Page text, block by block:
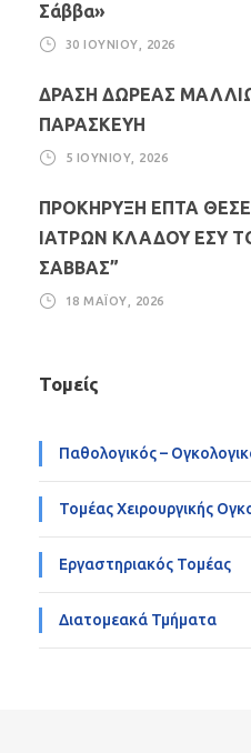
Σάββα»
30 ΙΟΥΝΊΟΥ, 2026
ΔΡΑΣΗ ΔΩΡΕΑΣ
ΠΑΡΑΣΚΕΥΗ
5 ΙΟΥΝΊΟΥ, 2026
ΠΡΟΚΗΡΥΞΗ ΕΠΤΑ
ΙΑΤΡΩΝ ΚΛΑΔΟΥ ΕΣΥ
ΣΑΒΒΑΣ”
18 ΜΑΪ́ΟΥ, 2026
Τομείς
Παθολογικός –
Τομέας Χειρουργικής
Εργαστηριακός Τομέας
Διατομεακά Τμήματα